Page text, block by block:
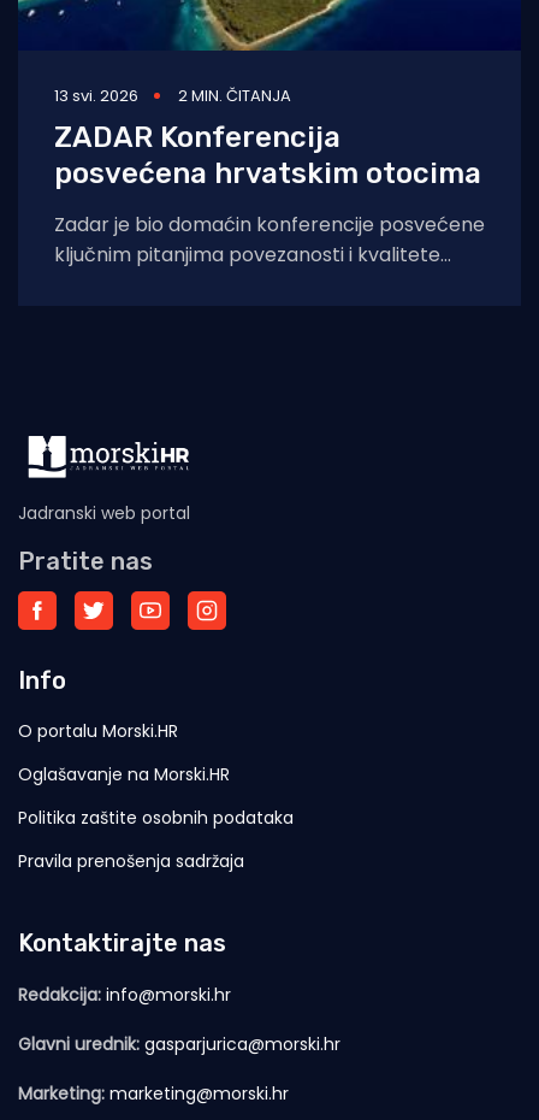
13 svi. 2026 2 MIN. ČITANJA
ZADAR Konferencija
posvećena hrvatskim otocima
Zadar je bio domaćin konferencije posvećene
ključnim pitanjima povezanosti i kvalitete
Jadranski web portal
Pratite nas
Info
O portalu Morski.HR
Oglašavanje na Morski.HR
Politika zaštite osobnih podataka
Pravila prenošenja sadržaja
Kontaktirajte nas
Redakcija: info@morski.hr
Glavni urednik: gasparjurica@morski.hr
Marketing: marketing@morski.hr